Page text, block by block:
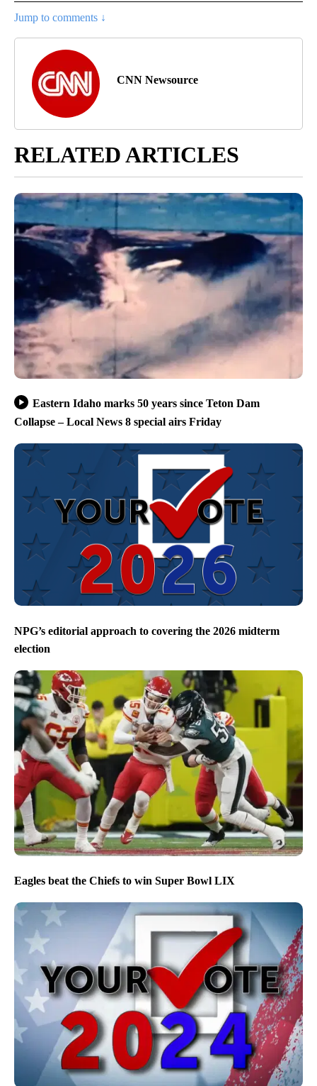
Jump to comments ↓
CNN Newsource
RELATED ARTICLES
Eastern Idaho marks 50 years since Teton Dam
Collapse – Local News 8 special airs Friday
NPG’s editorial approach to covering the 2026 midterm
election
Eagles beat the Chiefs to win Super Bowl LIX